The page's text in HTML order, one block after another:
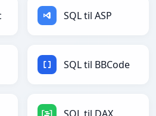
SQL til ASP
SQL til BBCode